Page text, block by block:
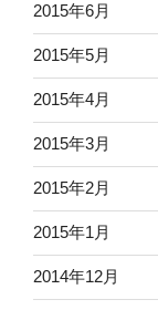
2015年6月
2015年5月
2015年4月
2015年3月
2015年2月
2015年1月
2014年12月